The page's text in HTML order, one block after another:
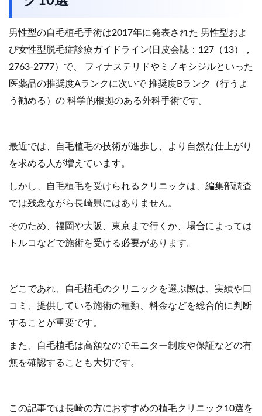
男性型の自毛植毛手術は2017年に発表された 男性型およ
び女性型脱毛症診療ガイドライン(日皮会誌：127（13），
2763-2777）で、 フィナステリドやミノキシジルといった
医薬品の推奨度Aランクに次いで 推奨度Bランク（行うよ
う勧める）の 科学的根拠のある外科手術です。
最近では、自毛植毛の技術が進歩し、より自然な仕上がり
を求める人が増えています。
しかし、自毛植毛を受けられるクリニックは、編集部調査
では残念ながら長崎県にはありません。
そのため、福岡や大阪、東京まで行くか、場合によっては
トルコなどで施術を受ける必要があります。
どこであれ、自毛植毛のクリニックを選ぶ際は、実績や口
コミ、提供している施術の種類、料金などを総合的に判断
することが重要です。
また、自毛植毛は高額なのでモニター制度や保証などの有
無を確認することも大切です。
この記事では長崎の方におすすめの植毛クリニック10選を